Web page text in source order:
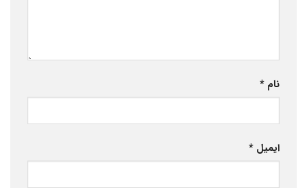
نام *
ایمیل *